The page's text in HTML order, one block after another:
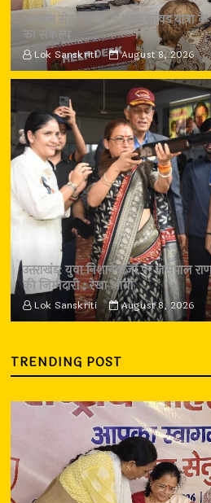
‘सम्मान सेतु’ शिविर में गूंजा कांवड़ यात्रा के
का संकल्प
Lok Sanskriti August 8, 2026
उत्तराखंड: युवा निशानेबाजों पर जसपाल
की जिम्मेदारी : रेखा आर्या
Lok Sanskriti August 8, 2026
TRENDING POST